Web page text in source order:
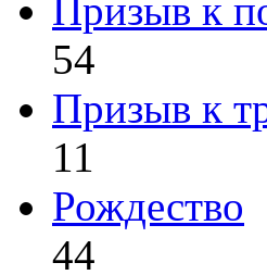
Призыв к
54
Призыв к
11
Рождество
44